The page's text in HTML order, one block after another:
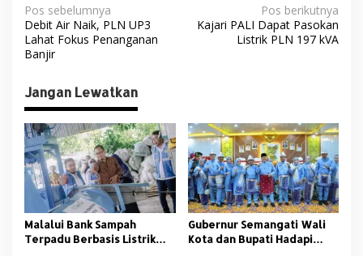
N
a
v
i
g
a
s
i
p
o
s
Pos sebelumnya
Debit Air Naik, PLN UP3
Lahat Fokus Penanganan
Banjir
Pos berikutnya
Kajari PALI Dapat Pasokan
Listrik PLN 197 kVA
Jangan Lewatkan
Malalui Bank Sampah
Terpadu Berbasis Listrik
Gubernur Semangati Wali
Kota dan Bupati Hadapi